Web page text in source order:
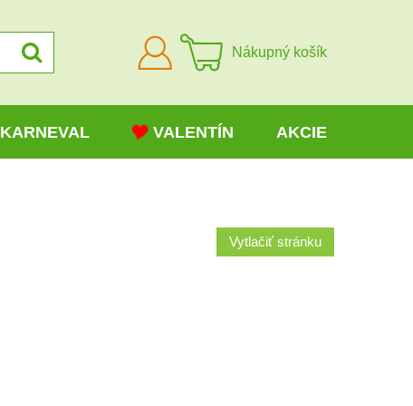
Prihlásiť
sa
Nákupný košík
KARNEVAL VALENTÍN AKCIE
Vytlačiť stránku